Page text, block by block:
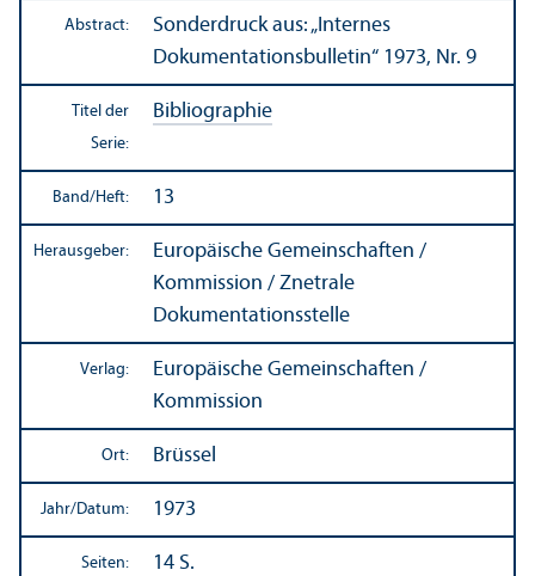
Abstract:
Sonderdruck aus: „Internes
Dokumentations­bulletin“ 1973, Nr. 9
Titel der
Serie:
Bibliographie
Band/Heft: 13
Herausgeber:
Europäische Gemeinschaften /
Kommission / Znetrale
Dokumentations­stelle
Verlag:
Europäische Gemeinschaften /
Kommission
Ort: Brüssel
Jahr/Datum: 1973
Seiten: 14 S.